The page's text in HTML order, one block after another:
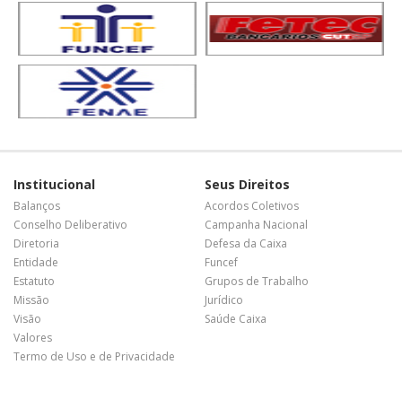
Institucional
Balanços
Conselho Deliberativo
Diretoria
Entidade
Estatuto
Missão
Visão
Valores
Termo de Uso e de Privacidade
Seus Direitos
Acordos Coletivos
Campanha Nacional
Defesa da Caixa
Funcef
Grupos de Trabalho
Jurídico
Saúde Caixa